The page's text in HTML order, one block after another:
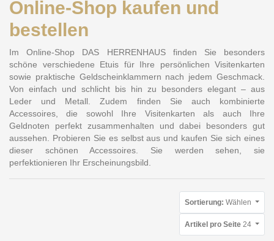
Online-Shop kaufen und
bestellen
Im Online-Shop DAS HERRENHAUS finden Sie besonders
schöne verschiedene Etuis für Ihre persönlichen Visitenkarten
sowie praktische Geldscheinklammern nach jedem Geschmack.
Von einfach und schlicht bis hin zu besonders elegant – aus
Leder und Metall. Zudem finden Sie auch kombinierte
Accessoires, die sowohl Ihre Visitenkarten als auch Ihre
Geldnoten perfekt zusammenhalten und dabei besonders gut
aussehen. Probieren Sie es selbst aus und kaufen Sie sich eines
dieser schönen Accessoires. Sie werden sehen, sie
perfektionieren Ihr Erscheinungsbild.
Sortierung: Wählen
Artikel pro Seite 24